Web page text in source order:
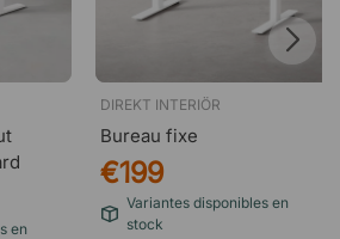
en
DIREKT INTERIÖR
Bureau fixe
€199
Variantes disponibles en
stock